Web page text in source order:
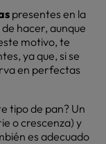
presentes en la
hacer, aunque
motivo, te
ya que, si se
en perfectas
tipo de pan? Un
o crescenza) y
es adecuado